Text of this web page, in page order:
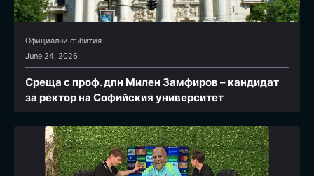
Официални събития
June 24, 2026
Среща с проф. дпн Милен Замфиров – кандидат
за ректор на Софийския университет